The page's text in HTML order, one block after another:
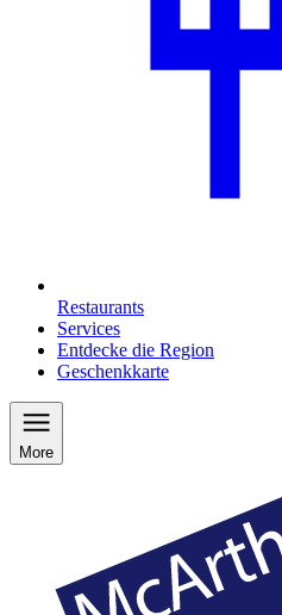
Restaurants
Services
Entdecke die Region
Geschenkkarte
More